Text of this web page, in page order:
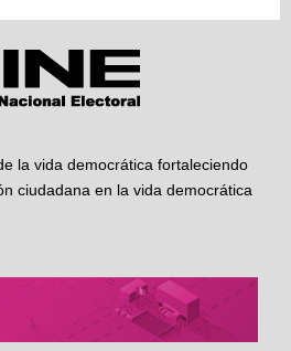
la vida democrática fortaleciendo
ciudadana en la vida democrática